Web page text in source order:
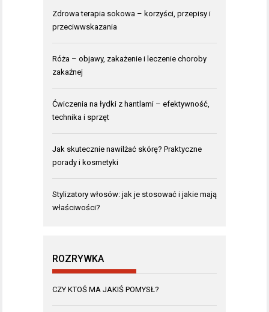
Zdrowa terapia sokowa – korzyści, przepisy i
przeciwwskazania
Róża – objawy, zakażenie i leczenie choroby
zakaźnej
Ćwiczenia na łydki z hantlami – efektywność,
technika i sprzęt
Jak skutecznie nawilżać skórę? Praktyczne
porady i kosmetyki
Stylizatory włosów: jak je stosować i jakie mają
właściwości?
ROZRYWKA
CZY KTOŚ MA JAKIŚ POMYSŁ?